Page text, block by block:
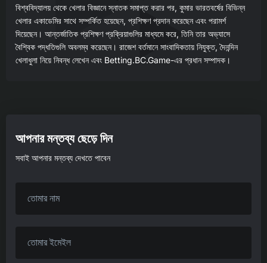
বিশ্ববিদ্যালয় থেকে খেলার বিজ্ঞানে স্নাতক সমাপ্ত করার পর, কুমার ভারতবর্ষের বিভিন্ন
খেলার একাডেমির সাথে সম্পর্কিত হয়েছেন, প্রশিক্ষণ প্রদান করেছেন এবং পরামর্শ
দিয়েছেন। আন্তর্জাতিক প্রশিক্ষণ প্রক্রিয়াগুলির মাধ্যমে করে, তিনি তার অভ্যাসে
বৈশ্বিক পদ্ধতিগুলি অবলম্ব করেছেন। রাজেশ বর্তমানে সাংবাদিকতায় নিযুক্ত, দৈনন্দিন
খেলাধুলা নিয়ে নিবন্ধ লেখেন এবং Betting.BC.Game-এর প্রধান সম্পাদক।
আপনার মন্তব্য ছেড়ে দিন
সবাই আপনার মন্তব্য দেখতে পাবেন